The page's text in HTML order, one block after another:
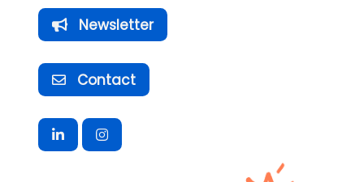
Newsletter
Contact